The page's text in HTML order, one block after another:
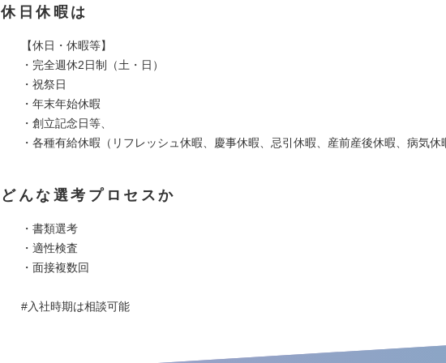
休日休暇は
【休日・休暇等】
・完全週休2日制（土・日）
・祝祭日
・年末年始休暇
・創立記念日等、
・各種有給休暇（リフレッシュ休暇、慶事休暇、忌引休暇、産前産後休暇、病気休
どんな選考プロセスか
・書類選考
・適性検査
・面接複数回
#入社時期は相談可能